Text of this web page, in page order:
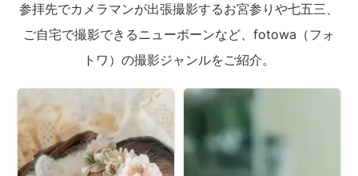
参拝先でカメラマンが出張撮影するお宮参りや七五三、
ご自宅で撮影できるニューボーンなど、fotowa（フォ
トワ）の撮影ジャンルをご紹介。